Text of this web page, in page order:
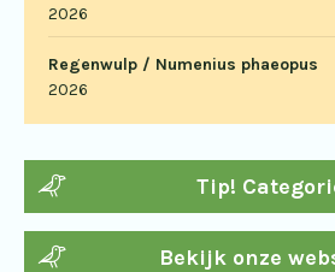
2026
Regenwulp / Numenius phaeopus
2026
Tip!
Bekijk onze